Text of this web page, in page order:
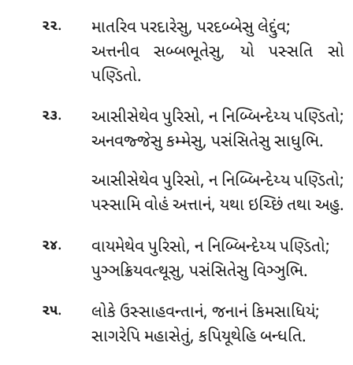
૨૨. માતરિવપરદારેસુ, પરદબ્બેસુ લેદ્દુંવ;
અત્તનીવ સબ્બભૂતેસુ, યો પસ્સતિ સો
પણ્ડિતો.
૨૩. આસીસેથેવપુરિસો, ન નિબ્બિન્દેય્ય પણ્ડિતો;
અનવજ્જેસુ કમ્મેસુ, પસંસિતેસુ સાધુભિ.
આસીસેથેવપુરિસો, ન નિબ્બિન્દેય્ય પણ્ડિતો;
પસ્સામિ વોહં અત્તાનં, યથા ઇચ્છિં તથા અહુ.
૨૪.
વાયમેથેવ પુરિસો, ન નિબ્બિન્દેય્ય પણ્ડિતો;
પુઞ્ઞક્રિયવત્થૂસુ, પસંસિતેસુ વિઞ્ઞુભિ.
૨૫. લોકે ઉસ્સાહવન્તાનં, જનાનં કિમસાધિયં;
સાગરેપિ મહાસેતું, કપિયૂથેહિ બન્ધતિ.